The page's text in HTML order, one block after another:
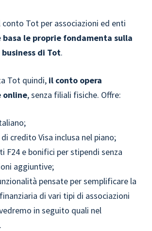
conto Tot per associazioni ed enti
basa le proprie fondamenta sulla
di Tot.
Tot quindi, il conto opera
online, senza filiali fisiche. Offre:
credito Visa inclusa nel piano;
F24 e bonifici per stipendi senza
aggiuntive;
pensate per semplificare la
di vari tipi di associazioni
in seguito quali nel